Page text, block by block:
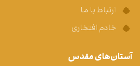
ارتباط با ما
خادم افتخاری
آستان‌های مقدس